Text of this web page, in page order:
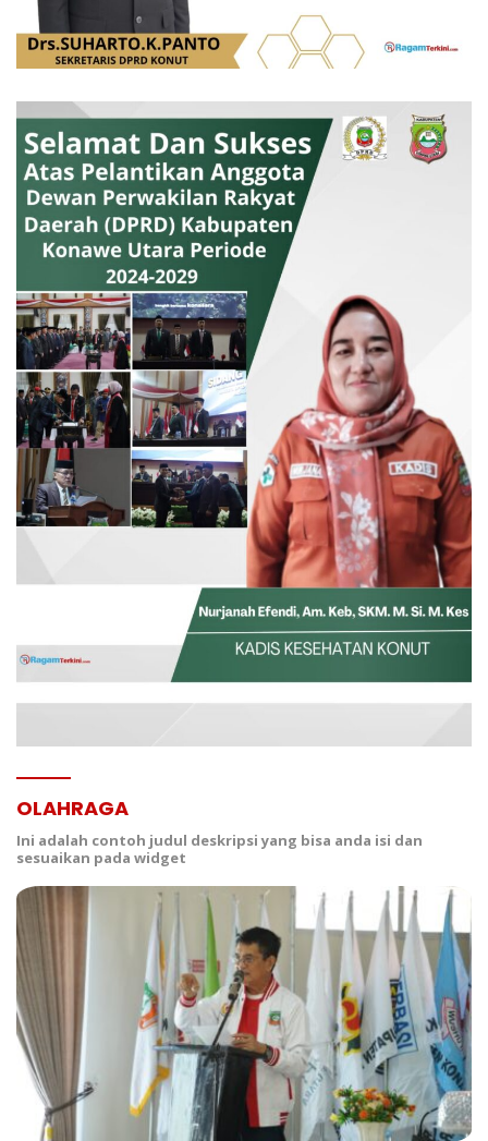
OLAHRAGA
Ini adalah contoh judul deskripsi yang bisa anda isi dan
sesuaikan pada widget